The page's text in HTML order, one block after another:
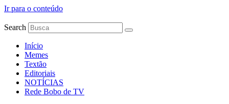
Ir para o conteúdo
Search
Início
Memes
Textão
Editoriais
NOTÍCIAS
Rede Bobo de TV